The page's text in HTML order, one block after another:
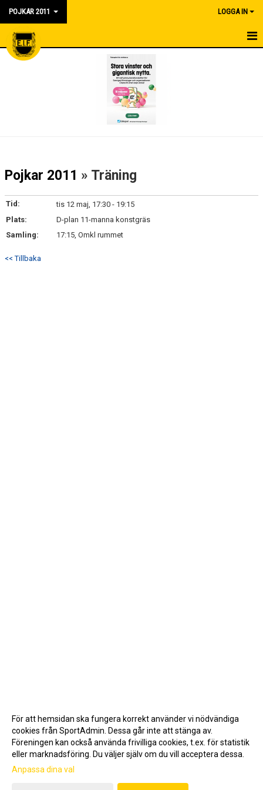
POJKAR 2011 LOGGA IN
HEM
BILDGALLERI
KONTAKT
Pojkar 2011 » Träning
Tid:
tis 12 maj, 17:30 - 19:15
Plats:
D-plan 11-manna konstgräs
Samling:
17:15, Omkl rummet
<< Tillbaka
Gå till Webbversion
För att hemsidan ska fungera korrekt använder vi nödvändiga
cookies från SportAdmin. Dessa går inte att stänga av.
Föreningen kan också använda frivilliga cookies, t.ex. för statistik
eller marknadsföring. Du väljer själv om du vill acceptera dessa.
Anpassa dina val